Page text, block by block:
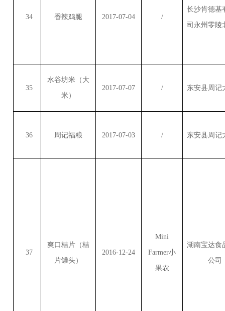
34 香辣鸡腿 2017-07-04 /
长沙肯德基
司永州零陵
35
水谷坊米（大
米）
2017-07-07 / 东安县周记
36 周记福粮 2017-07-03 / 东安县周记
37
爽口桔片（桔
片罐头）
2016-12-24
Mini
Farmer小
果农
湖南宝达食
公司